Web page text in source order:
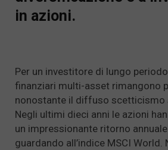
in azioni.
Per un investitore di lungo
finanziari multi-asset rimangono
nonostante il diffuso scetticismo
Negli ultimi dieci anni le azioni
un impressionante ritorno annuale
guardando all’indice MSCI World.